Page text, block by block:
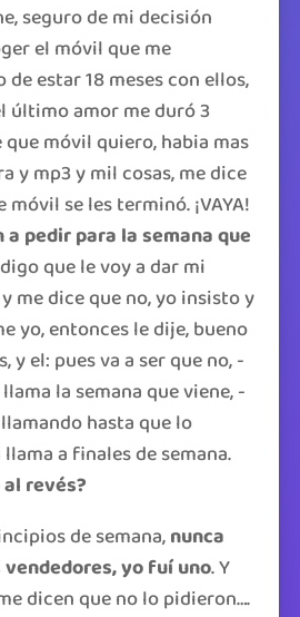
seguro de mi decisión
el móvil que me
estar 18 meses con ellos,
último amor me duró 3
que móvil quiero, habia mas
y mp3 y mil cosas, me dice
se les terminó. ¡VAYA!
a pedir para la semana que
que le voy a dar mi
me dice que no, yo insisto y
yo, entonces le dije, bueno
y el: pues va a ser que no, -
la semana que viene, -
hasta que lo
a finales de semana.
revés?
de semana,nunca
yo fuí uno. Y
dicen que no lo pidieron….